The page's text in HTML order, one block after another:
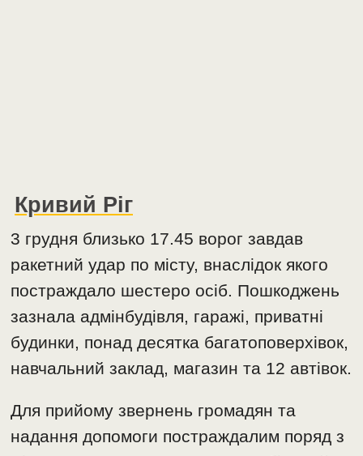
Кривий Ріг
3 грудня близько 17.45 ворог завдав
ракетний удар по місту, внаслідок якого
постраждало шестеро осіб. Пошкоджень
зазнала адмінбудівля, гаражі, приватні
будинки, понад десятка багатоповерхівок,
навчальний заклад, магазин та 12 автівок.
Для прийому звернень громадян та
надання допомоги постраждалим поряд з